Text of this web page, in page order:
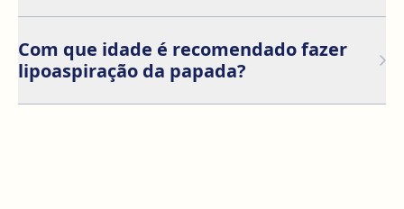
resultados.
um cirurgião plástico certificado. Como qualquer
cirurgia, existem riscos que devem ser discutidos
durante a consulta.
Com que idade é recomendado fazer
lipoaspiração da papada?